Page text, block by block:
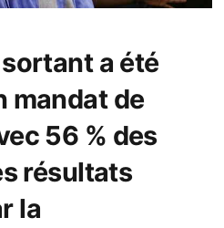
a été
mandat de
56 % des
résultats
la